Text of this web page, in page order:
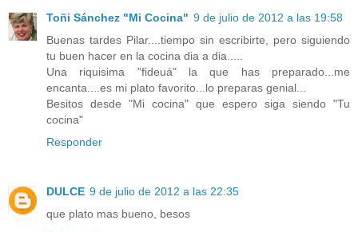
Toñi Sánchez "Mi Cocina" 9 de julio de 2012 a las 19:58
Buenas tardes Pilar....tiempo sin escribirte, pero siguiendo
tu buen hacer en la cocina dia a dia.....
Una riquisima "fideuá" la que has preparado...me
encanta....es mi plato favorito...lo preparas genial...
Besitos desde "Mi cocina" que espero siga siendo "Tu
cocina"
Responder
DULCE 9 de julio de 2012 a las 22:35
que plato mas bueno, besos